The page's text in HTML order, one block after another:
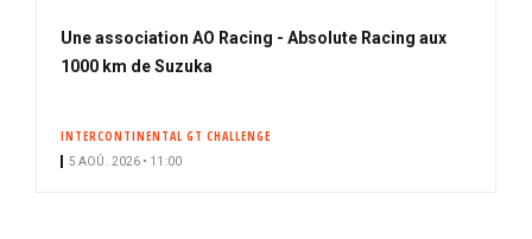
Une association AO Racing - Absolute Racing aux
1000 km de Suzuka
INTERCONTINENTAL GT CHALLENGE
5 AOÛ. 2026 • 11:00